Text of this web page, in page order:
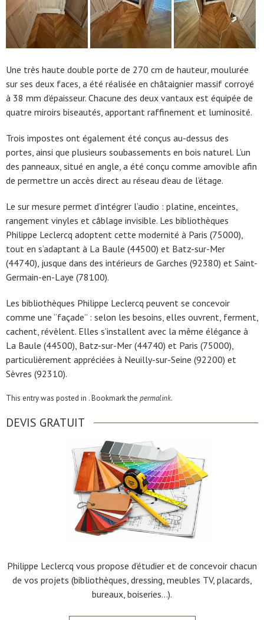
Une très haute double porte de 270 cm de hauteur, moulurée
sur ses deux faces, a été réalisée en châtaignier massif corroyé
à 38 mm d’épaisseur. Chacune des deux vantaux est équipée de
quatre miroirs biseautés, apportant raffinement et luminosité.
Trois impostes ont également été conçus au-dessus des
portes, ainsi que plusieurs soubassements en bois naturel. L’un
des panneaux, situé en angle, a été conçu comme amovible afin
de permettre un accès direct au réseau d’eau de l’étage.
Le sur mesure permet d’intégrer l’audio : platine, enceintes,
rangement vinyles et câblage invisible. Les bibliothèques
Philippe Leclercq adoptent cette modernité à Paris (75000),
tout en s’adaptant à La Baule (44500) et Batz-sur-Mer
(44740), jusque dans des intérieurs de Garches (92380) et Saint-
Germain-en-Laye (78100).
Les bibliothèques Philippe Leclercq peuvent se concevoir
comme une “façade” : selon les besoins, elles ouvrent, ferment,
cachent, révèlent. Elles s’installent avec la même élégance à
La Baule (44500), Batz-sur-Mer (44740) et Paris (75000),
particulièrement appréciées à Neuilly-sur-Seine (92200) et
Sèvres (92310).
This entry was posted in . Bookmark the permalink.
DEVIS GRATUIT
Philippe Leclercq vous propose d’étudier et de concevoir chacun
de vos projets (bibliothèques, dressing, meubles TV, placards,
bureaux, boiseries…).